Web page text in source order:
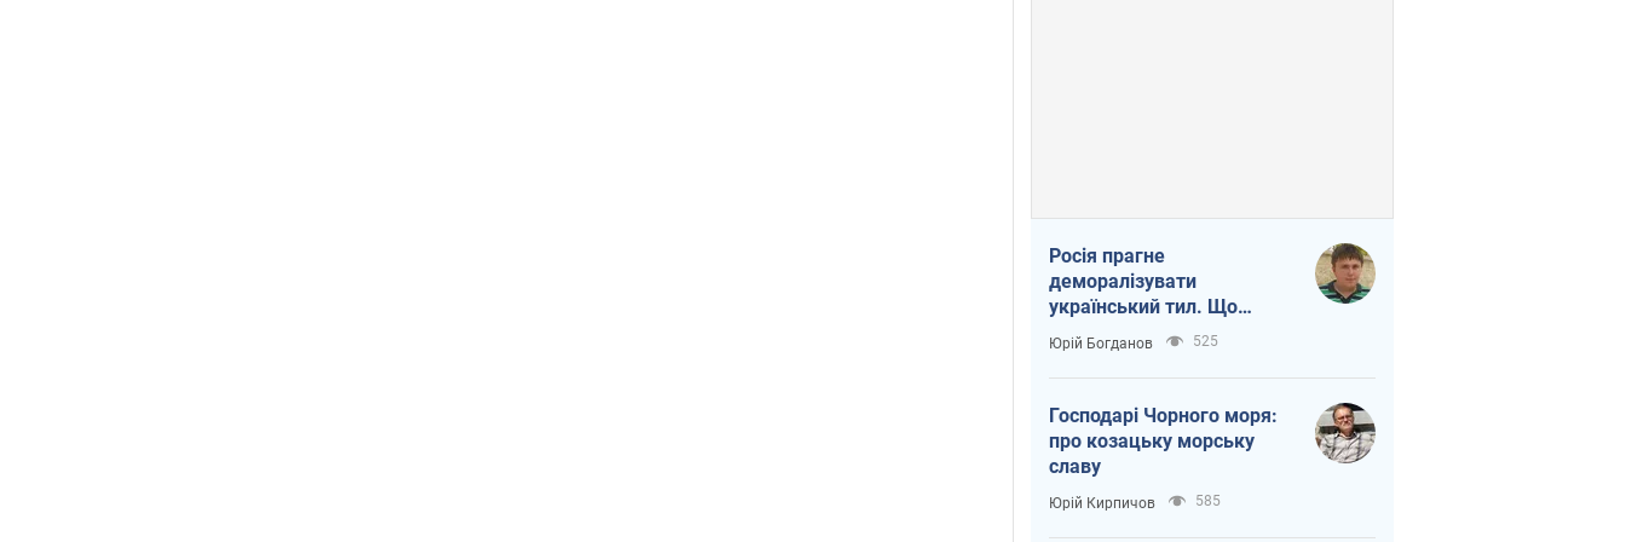
Росія прагне
деморалізувати
український тил. Що
варто собі нагадати
Юрій Богданов 525
Господарі Чорного моря:
про козацьку морську
славу
Юрій Кирпичов 585